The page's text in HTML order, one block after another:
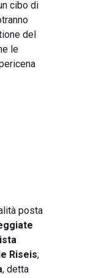
cibo di
del
le
posta
Riseis,
, detta